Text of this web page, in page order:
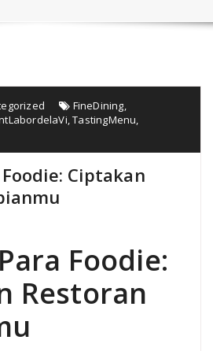
FineDining
,TastingMenu
Ciptakan
Foodie:
Restoran